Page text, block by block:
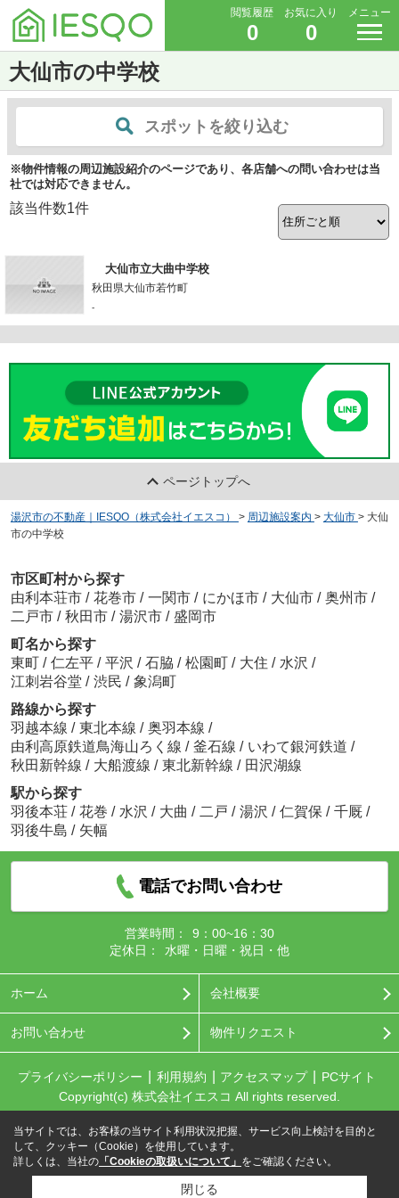
閲覧履歴
0
お気に入り
0
メニュー
大仙市の中学校
スポットを絞り込む
※物件情報の周辺施設紹介のページであり、各店舗への問い合わせは当
社では対応できません。
該当件数1件
大仙市立大曲中学校
秋田県大仙市若竹町
-
ページトップへ
湯沢市の不動産｜IESQO（株式会社イエスコ） > 周辺施設案内 > 大仙市 > 大仙
市の中学校
市区町村から探す
由利本荘市 / 花巻市 / 一関市 / にかほ市 / 大仙市 / 奥州市 /
二戸市 / 秋田市 / 湯沢市 / 盛岡市
町名から探す
東町 / 仁左平 / 平沢 / 石脇 / 松園町 / 大住 / 水沢 /
江刺岩谷堂 / 渋民 / 象潟町
路線から探す
羽越本線 / 東北本線 / 奥羽本線 /
由利高原鉄道鳥海山ろく線 / 釜石線 / いわて銀河鉄道 /
秋田新幹線 / 大船渡線 / 東北新幹線 / 田沢湖線
駅から探す
羽後本荘 / 花巻 / 水沢 / 大曲 / 二戸 / 湯沢 / 仁賀保 / 千厩 /
羽後牛島 / 矢幅
電話でお問い合わせ
営業時間：
9：00~16：30
定休日：
水曜・日曜・祝日・他
ホーム 会社概要
お問い合わせ 物件リクエスト
プライバシーポリシー 利用規約 アクセスマップ
PCサイト
Copyright(c) 株式会社イエスコ All rights reserved.
当サイトでは、お客様の当サイト利用状況把握、サービス向上検討を目的と
して、クッキー（Cookie）を使用しています。
詳しくは、当社の 「Cookieの取扱いについて」 をご確認ください。
閉じる